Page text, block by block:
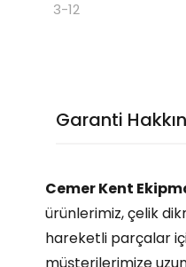
3-12
Garanti
Cemer Kent
ürünlerimiz, çelik
hareketli parçalar